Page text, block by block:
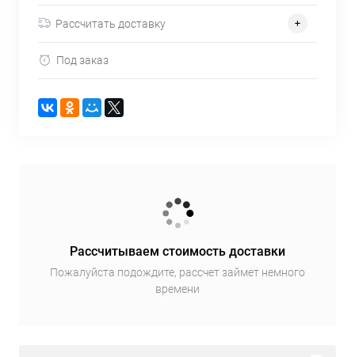
Рассчитать доставку
Под заказ
Рассчитываем стоимость доставки
Пожалуйста подождите, рассчет займет немного
времени